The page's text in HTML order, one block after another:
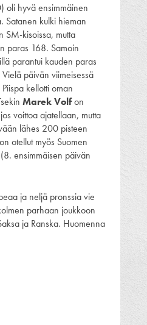
oli hyvä ensimmäinen
Satanen kulki hieman
SM-kisoissa, mutta
paras 168. Samoin
parantui kauden paras
päivän viimeisessä
kellotti oman
Marek Volfon
voittoa ajatellaan, mutta
lähes 200 pisteen
otellut myös Suomen
(8. ensimmäisen päivän
ja neljä pronssia vie
parhaan joukkoon
ja Ranska. Huomenna